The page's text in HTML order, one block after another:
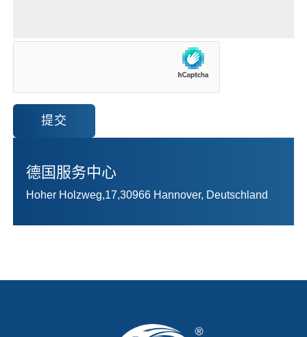
提交
德国服务中心
Hoher Holzweg,17,30966 Hannover, Deutschland